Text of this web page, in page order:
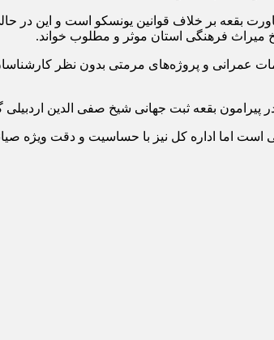
بقعه بر خلاف قوانین یونسکو است و این در
میراث فرهنگی استان موثر و مطلوب خواند.
عمرانی و پروژه‌های مرمتی بدون نظر کارشناسان
پیرامون بقعه ثبت جهانی شیخ صفی الدین
اما اداره کل نیز با حساسیت و دقت ویژه